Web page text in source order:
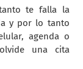
te falla la
y por lo tanto
agenda o
una cita